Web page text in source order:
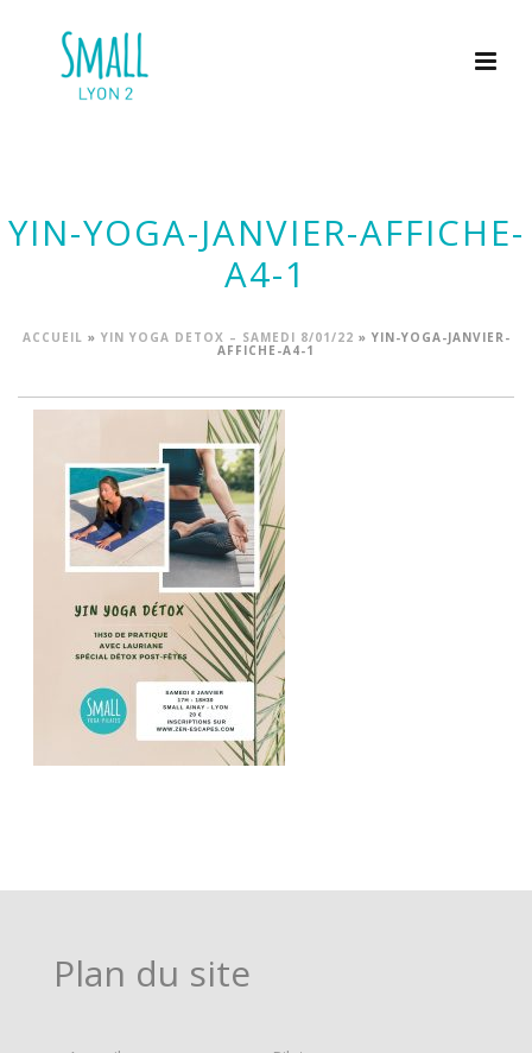
YIN-YOGA-JANVIER-AFFICHE-
A4-1
ACCUEIL » YIN YOGA DETOX – SAMEDI 8/01/22 » YIN-YOGA-JANVIER-
AFFICHE-A4-1
Plan du site